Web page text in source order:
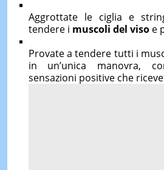
Aggrottate le ciglia e
tendere i muscoli del visoe
Provate a tendere tutti i
in un’unica manovra,
sensazioni positive che